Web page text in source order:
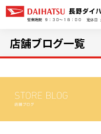
店舗ブログ一覧